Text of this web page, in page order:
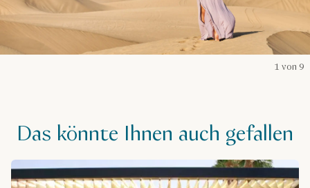
1 von 9
Das könnte Ihnen auch gefallen